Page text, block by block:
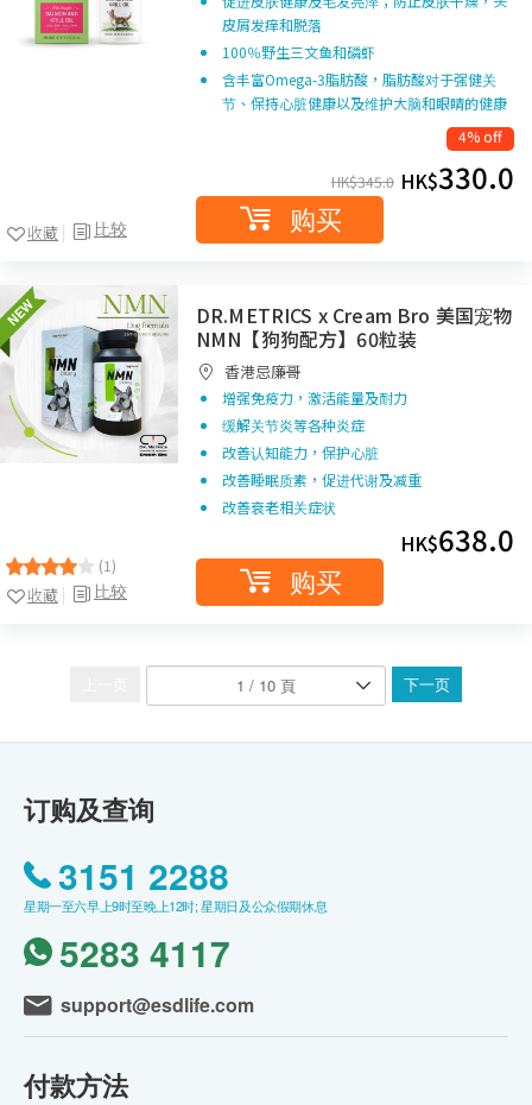
比较
收藏
皮屑发痒和脱落
100％野生三文鱼和磷虾
含丰富Omega-3脂肪酸，脂肪酸对于强健关
节、保持心脏健康以及维护大脑和眼睛的健康
4% off
HK$345.0 HK$330.0
购买
(1)
比较
收藏
DR.METRICS x Cream Bro 美国宠物
NMN【狗狗配方】60粒装
香港忌廉哥
增强免疫力，激活能量及耐力
缓解关节炎等各种炎症
改善认知能力，保护心脏
改善睡眠质素，促进代谢及减重
改善衰老相关症状
HK$638.0
购买
下一页
订购及查询
3151 2288
星期一至六早上9时至晚上12时; 星期日及公众假期休息
5283 4117
support@esdlife.com
付款方法